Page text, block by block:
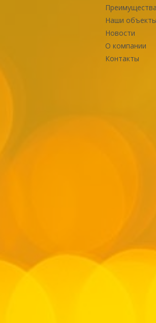
Преимущества
Наши объекты
Новости
О компании
Контакты